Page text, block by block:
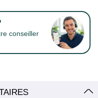
conseiller